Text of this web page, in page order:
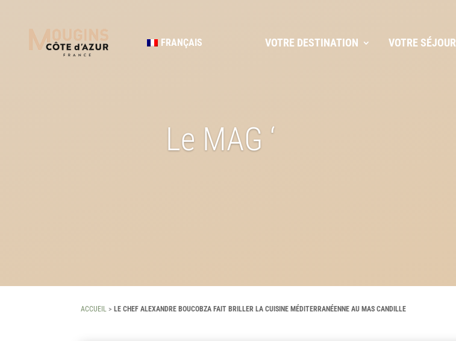
FRANÇAIS VOTRE DESTINATION VOTRE SÉJOUR
Le MAG ‘
ACCUEIL >LE CHEF ALEXANDRE BOUCOBZA FAIT BRILLER LA CUISINE MÉDITERRANÉENNE AU MAS CANDILLE